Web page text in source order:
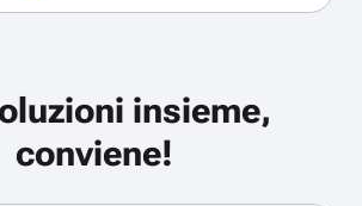
insieme,
conviene!